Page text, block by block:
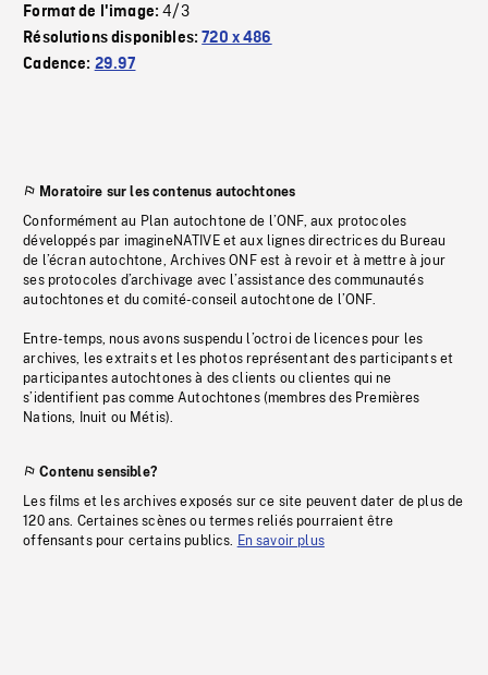
Format de l'image:4/3
Résolutions disponibles:720 x 486
Cadence: 29.97
Moratoire sur les contenus autochtones
Conformément au Plan autochtone de l’ONF, aux protocoles
développés par imagineNATIVE et aux lignes directrices du Bureau
de l’écran autochtone, Archives ONF est à revoir et à mettre à jour
ses protocoles d’archivage avec l’assistance des communautés
autochtones et du comité-conseil autochtone de l’ONF.
Entre-temps, nous avons suspendu l’octroi de licences pour les
archives, les extraits et les photos représentant des participants et
participantes autochtones à des clients ou clientes qui ne
s’identifient pas comme Autochtones (membres des Premières
Nations, Inuit ou Métis).
Contenu sensible?
Les films et les archives exposés sur ce site peuvent dater de plus de
120 ans. Certaines scènes ou termes reliés pourraient être
offensants pour certains publics. En savoir plus